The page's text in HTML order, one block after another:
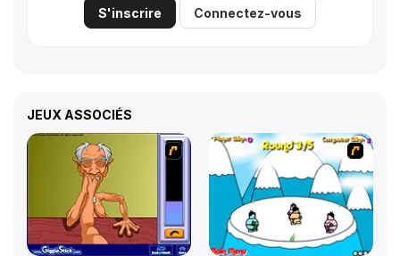
S'inscrire Connectez-vous
JEUX ASSOCIÉS